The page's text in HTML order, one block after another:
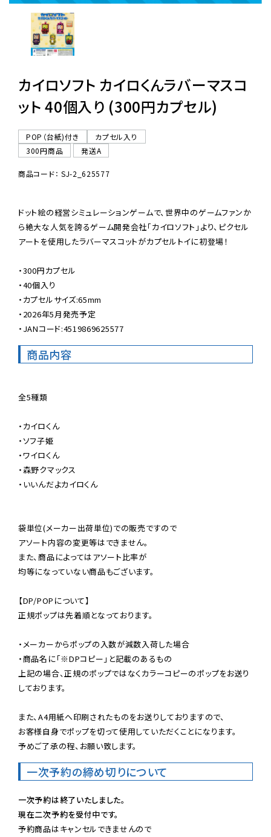
06-6282-7659
カイロソフト カイロくんラバーマスコ
ット 40個入り (300円カプセル)
POP（台紙)付き
カプセル入り
300円商品
発送A
商品コード： SJ-2_625577
ドット絵の経営シミュレーションゲームで、世界中のゲームファンか
ら絶大な人気を誇るゲーム開発会社「カイロソフト」より、ピクセル
アートを使用したラバーマスコットがカプセルトイに初登場！
・300円カプセル
・40個入り
・カプセルサイズ:65mm
・2026年5月発売予定
・JANコード:4519869625577
商品内容
全5種類
・カイロくん
・ソフ子姫
・ワイロくん
・森野クマックス
・いいんだよカイロくん
袋単位(メーカー出荷単位)での販売ですので
アソート内容の変更等はできません。
また、商品によってはアソート比率が
均等になっていない商品もございます。
【DP/POPについて】
正規ポップは先着順となっております。
・メーカーからポップの入数が減数入荷した場合
・商品名に「※DPコピー」と記載のあるもの
上記の場合、正規のポップではなくカラーコピーのポップをお送り
しております。
また、A4用紙へ印刷されたものをお送りしておりますので、
お客様自身でポップを切って使用していただくことになります。
予めご了承の程、お願い致します。
一次予約の締め切りについて
一次予約は終了いたしました。
現在二次予約を受付中です。
予約商品はキャンセルできませんので